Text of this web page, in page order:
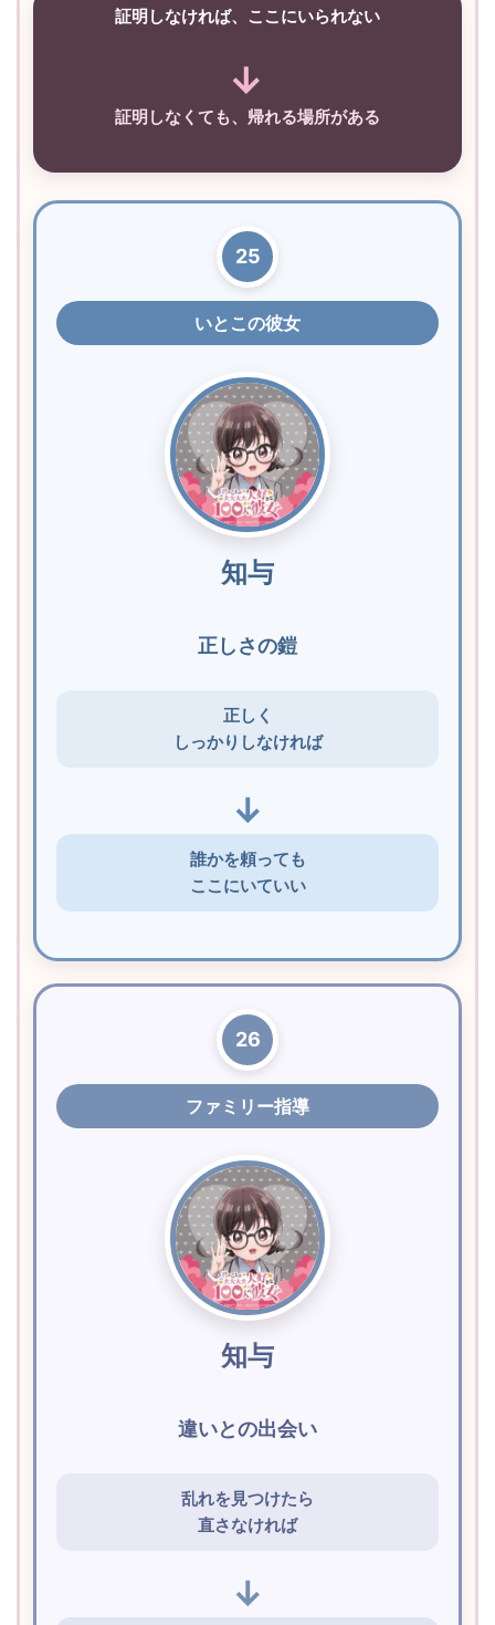
証明しなければ、ここにいられない
→
証明しなくても、帰れる場所がある
25
いとこの彼女
知与
正しさの鎧
正しく
しっかりしなければ
↓
誰かを頼っても
ここにいていい
26
ファミリー指導
知与
違いとの出会い
乱れを見つけたら
直さなければ
↓